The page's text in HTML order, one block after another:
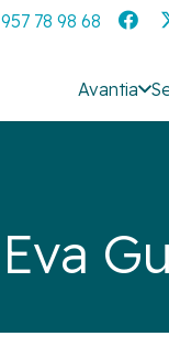
957 78 98 68
Avantia
Eva